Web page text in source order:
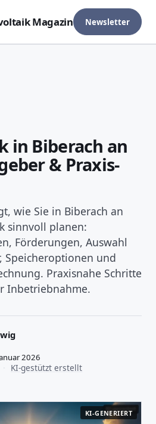
Magazin Newsletter
in Biberach an
& Praxis-
wie Sie in Biberach an
sinnvoll planen:
Förderungen, Auswahl
Speicheroptionen und
Praxisnahe Schritte
Inbetriebnahme.
2026
KI-gestützt erstellt
KI-GENERIERT